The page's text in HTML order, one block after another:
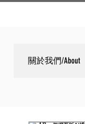
關於我們/About